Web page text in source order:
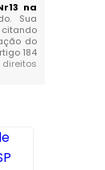
na
Sua
do
184
direitos